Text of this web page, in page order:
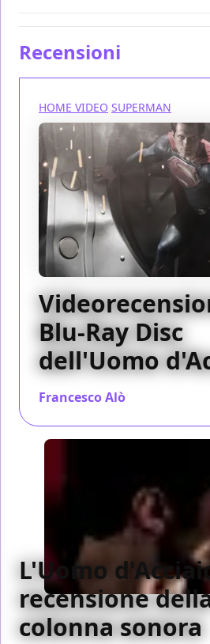
Recensioni
HOME VIDEO SUPERMAN
Blu-Ray Disc
dell'Uomo
Francesco Alò
L'Uomo
recensione
colonna sonora